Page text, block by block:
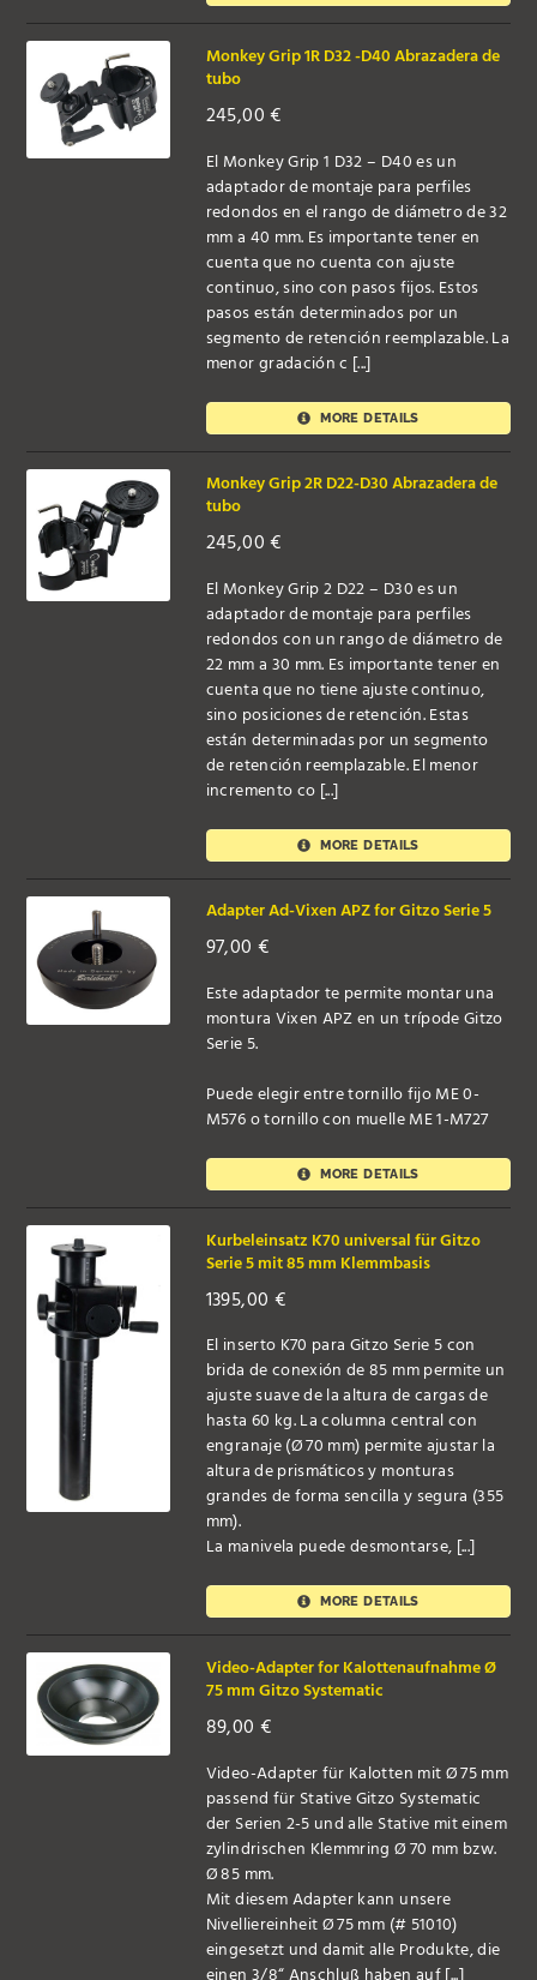
Monkey Grip 1R D32 -D40 Abrazadera de
tubo
245,00€
El Monkey Grip 1 D32 – D40 es un
adaptador de montaje para perfiles
redondos en el rango de diámetro de 32
mm a 40 mm. Es importante tener en
cuenta que no cuenta con ajuste
continuo, sino con pasos fijos. Estos
pasos están determinados por un
segmento de retención reemplazable. La
menor gradación c [...]
MORE DETAILS
Monkey Grip 2R D22-D30 Abrazadera de
tubo
245,00€
El Monkey Grip 2 D22 – D30 es un
adaptador de montaje para perfiles
redondos con un rango de diámetro de
22 mm a 30 mm. Es importante tener en
cuenta que no tiene ajuste continuo,
sino posiciones de retención. Estas
están determinadas por un segmento
de retención reemplazable. El menor
incremento co [...]
MORE DETAILS
Adapter Ad-Vixen APZ for Gitzo Serie 5
97,00 €
Este adaptador te permite montar una
montura Vixen APZ en un trípode Gitzo
Serie 5.
Puede elegir entre tornillo fijo ME 0-
M576 o tornillo con muelle ME 1-M727
MORE DETAILS
Kurbeleinsatz K70 universal für Gitzo
Serie 5 mit 85 mm Klemmbasis
1395,00 €
El inserto K70 para Gitzo Serie 5 con
brida de conexión de 85 mm permite un
ajuste suave de la altura de cargas de
hasta 60 kg. La columna central con
engranaje (Ø 70 mm) permite ajustar la
altura de prismáticos y monturas
grandes de forma sencilla y segura (355
mm).
La manivela puede desmontarse, [...]
MORE DETAILS
Video-Adapter for Kalottenaufnahme Ø
75 mm Gitzo Systematic
89,00 €
Video-Adapter für Kalotten mit Ø 75 mm
passend für Stative Gitzo Systematic
der Serien 2-5 und alle Stative mit einem
zylindrischen Klemmring Ø 70 mm bzw.
Ø 85 mm.
Mit diesem Adapter kann unsere
Nivelliereinheit Ø 75 mm (# 51010)
eingesetzt und damit alle Produkte, die